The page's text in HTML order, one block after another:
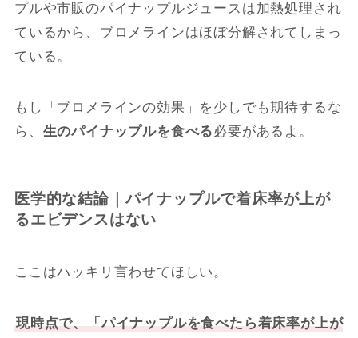
プルや市販のパイナップルジュースは加熱処理され
ているから、ブロメラインはほぼ分解されてしまっ
ている。
もし「ブロメラインの効果」を少しでも期待するな
ら、 生のパイナップルを食べる必要があるよ。
医学的な結論｜パイナップルで着床率が上が
るエビデンスはない
ここはハッキリ言わせてほしい。
現時点で、「パイナップルを食べたら着床率が上が